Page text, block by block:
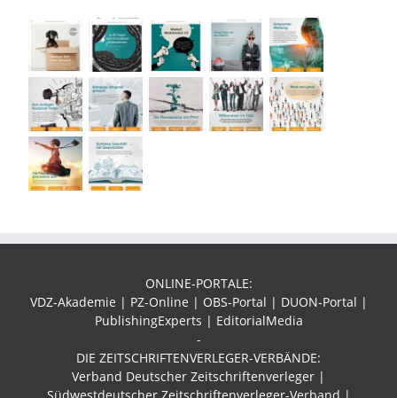
ONLINE-PORTALE:
VDZ-Akademie | PZ-Online | OBS-Portal | DUON-Portal |
PublishingExperts | EditorialMedia
-
DIE ZEITSCHRIFTENVERLEGER-VERBÄNDE:
Verband Deutscher Zeitschriftenverleger |